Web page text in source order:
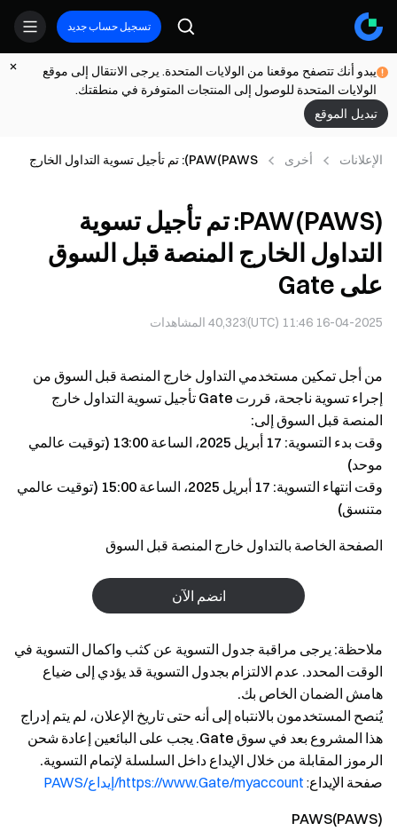
تسجيل حساب جديد
يبدو أنك تتصفح موقعنا من الولايات المتحدة. يرجى الانتقال إلى موقع
الولايات المتحدة للوصول إلى المنتجات المتوفرة في منطقتك.
تبديل الموقع
الإعلانات أخرى
PAW(PAWS): تم تأجيل تسوية التداول الخارج
PAW(PAWS): تم تأجيل تسوية
التداول الخارج المنصة قبل السوق
على Gate
16-04-2025 11:46 (UTC)
40,323 المشاهدات
من أجل تمكين مستخدمي التداول خارج المنصة قبل السوق من
إجراء تسوية ناجحة، قررت Gate تأجيل تسوية التداول خارج
المنصة قبل السوق إلى:
وقت بدء التسوية: 17 أبريل 2025، الساعة 13:00 (توقيت عالمي
موحد)
وقت انتهاء التسوية: 17 أبريل 2025، الساعة 15:00 (توقيت عالمي
متنسق)
الصفحة الخاصة بالتداول خارج المنصة قبل السوق
انضم الآن
ملاحظة: يرجى مراقبة جدول التسوية عن كثب واكمال التسوية في
الوقت المحدد. عدم الالتزام بجدول التسوية قد يؤدي إلى ضياع
هامش الضمان الخاص بك.
يُنصح المستخدمون بالانتباه إلى أنه حتى تاريخ الإعلان، لم يتم إدراج
هذا المشروع بعد في سوق Gate. يجب على البائعين إعادة شحن
الرموز المقابلة من خلال الإيداع داخل السلسلة لإتمام التسوية.
صفحة الإيداع: https://www.Gate/myaccount/إيداع/PAWS
PAWS(PAWS)